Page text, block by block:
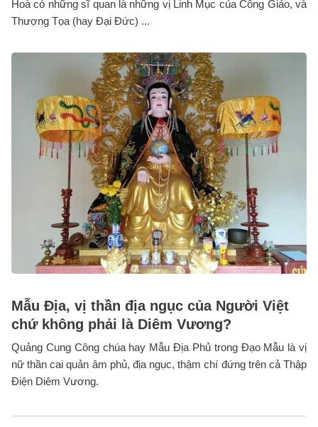
Hoà có những sĩ quan là những vị Linh Mục của Công Giáo, và
Thượng Tọa (hay Đại Đức) ...
Mẫu Địa, vị thần địa ngục của Người Việt
chứ không phải là Diêm Vương?
Quảng Cung Công chúa hay Mẫu Địa Phủ trong Đạo Mẫu là vị
nữ thần cai quản âm phủ, địa ngục, thậm chí đứng trên cả Thập
Điện Diêm Vương.